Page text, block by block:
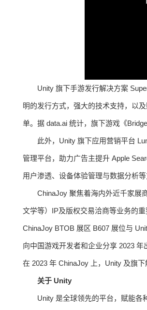
Unity 旗下手游发行解决方案
明的发行方式，强大的技术支持，以
单。据 data.ai 统计，旗下游戏《
此外，Unity 旗下应用营销平台
管理平台，助力广告主提升 Apple
用户渗透、设备体验管理与数据分析等
ChinaJoy 聚焦着海内外近千家展
文学等）IP及版权交易洽商等业务的
ChinaJoy BTOB 展区 B607 展位与
向中国游戏开发者和企业分享 2023
在 2023 年 ChinaJoy 上，Unity 及旗
关于 Unity
Unity 是全球领先的平台，赋能各